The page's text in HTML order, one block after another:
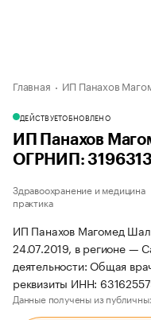
Главная ИП Панахов
ДЕЙСТВУЕТОБНОВЛЕНО
ИП Панахов
ОГРНИП:
Здравоохранение и медицина
практика
ИП Панахов Магомед
24.07.2019, в регионе —
деятельности: Общая
реквизиты ИНН:
Данные получены из